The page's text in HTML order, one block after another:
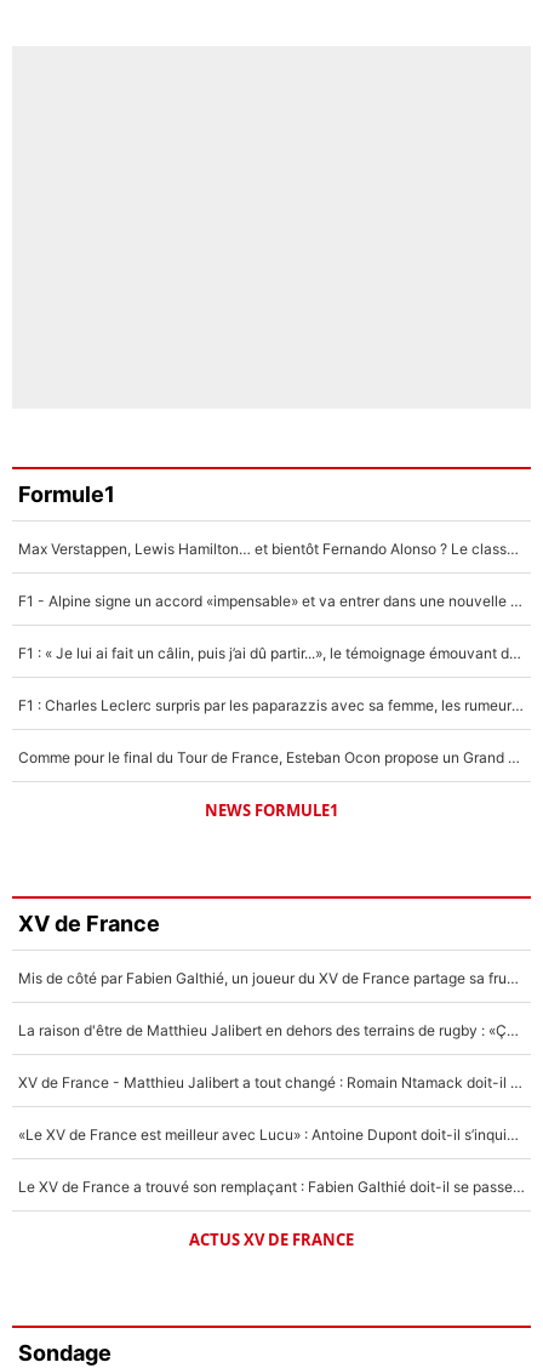
Formule1
Max Verstappen, Lewis Hamilton… et bientôt Fernando Alonso ? Le classement des pilotes les mieux payés en Formule 1 risque de changer !
F1 - Alpine signe un accord «impensable» et va entrer dans une nouvelle dimension : Grande nouvelle pour Pierre Gasly !
F1 : « Je lui ai fait un câlin, puis j’ai dû partir...», le témoignage émouvant de Max Verstappen sur sa fille
F1 : Charles Leclerc surpris par les paparazzis avec sa femme, les rumeurs étaient vraies !
Comme pour le final du Tour de France, Esteban Ocon propose un Grand Prix de Formule 1 à Paris : «Autour de l’Arc de Triomphe, ce serait génial» !
NEWS FORMULE1
XV de France
Mis de côté par Fabien Galthié, un joueur du XV de France partage sa frustration : «ils ne me l’ont pas dit tout de suite»
La raison d'être de Matthieu Jalibert en dehors des terrains de rugby : «Ça m'atteint autant que si tu touches à un membre de ma famille»
XV de France - Matthieu Jalibert a tout changé : Romain Ntamack doit-il s’inquiéter pour sa place à un an de la Coupe du monde ?
«Le XV de France est meilleur avec Lucu» : Antoine Dupont doit-il s’inquiéter pour sa place ?
Le XV de France a trouvé son remplaçant : Fabien Galthié doit-il se passer d'Antoine Dupont ?
ACTUS XV DE FRANCE
Sondage